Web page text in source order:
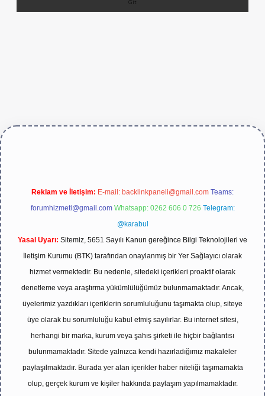
Reklam ve İletişim: E-mail: backlinkpaneli@gmail.com Teams:
forumhizmeti@gmail.com Whatsapp: 0262 606 0 726 Telegram:
@karabul
Yasal Uyarı: Sitemiz, 5651 Sayılı Kanun gereğince Bilgi Teknolojileri ve
İletişim Kurumu (BTK) tarafından onaylanmış bir Yer Sağlayıcı olarak
hizmet vermektedir. Bu nedenle, sitedeki içerikleri proaktif olarak
denetleme veya araştırma yükümlülüğümüz bulunmamaktadır. Ancak,
üyelerimiz yazdıkları içeriklerin sorumluluğunu taşımakta olup, siteye
üye olarak bu sorumluluğu kabul etmiş sayılırlar. Bu internet sitesi,
herhangi bir marka, kurum veya şahıs şirketi ile hiçbir bağlantısı
bulunmamaktadır. Sitede yalnızca kendi hazırladığımız makaleler
paylaşılmaktadır. Burada yer alan içerikler haber niteliği taşımamakta
olup, gerçek kurum ve kişiler hakkında paylaşım yapılmamaktadır.